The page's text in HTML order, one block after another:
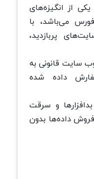
از انگیزه‌های
می‌باشد، با
پربازدید،
سایت قانونی به
داده شده
و سرقت
داده‌ها بدون